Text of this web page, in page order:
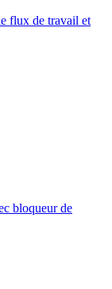
flux de travail et
bloqueur de